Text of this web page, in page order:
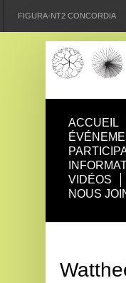
FIGURA-NT2 CONCORDIA
ACCUEIL
VIDÉOS
NOUS